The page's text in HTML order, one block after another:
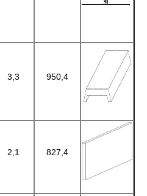
3,3 950,4
2,1 827,4